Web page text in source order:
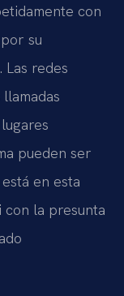
con
su
redes
pueden ser
en esta
la presunta